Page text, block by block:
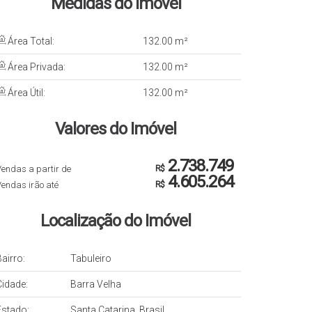
Área Total: 132 .00 m²
Área Privada: 132 .00 m²
Área Útil: 132 .00 m²
Valores do Imóvel
R$2.738.749
a partir de
R$4.605.264
irão até
Localização do Imóvel
Tabuleiro
Barra Velha